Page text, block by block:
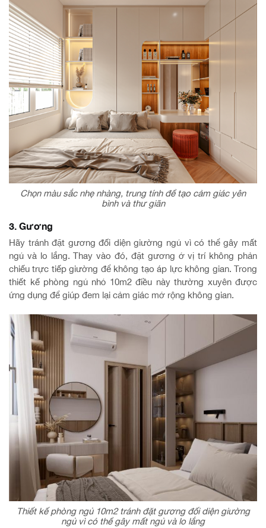
Chọn màu sắc nhẹ nhàng, trung tính để tạo cảm giác yên
bình và thư giãn
3. Gương
Hãy tránh đặt gương đối diện giường ngủ vì có thể gây mất
ngủ và lo lắng. Thay vào đó, đặt gương ở vị trí không phản
chiếu trực tiếp giường để không tạo áp lực không gian. Trong
thiết kế phòng ngủ nhỏ 10m2 điều này thường xuyên được
ứng dụng để giúp đem lại cảm giác mở rộng không gian.
Thiết kế phòng ngủ 10m2 tránh đặt gương đối diện giường
ngủ vì có thể gây mất ngủ và lo lắng